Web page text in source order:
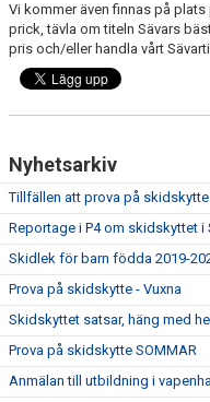
Vi kommer även finnas på
prick, tävla om titeln Sävars
pris och/eller handla vårt
Nyhetsarkiv
Tillfällen att prova på skidskytte
Reportage i P4 om skidskyttet i
Skidlek för barn födda 2019-
Prova på skidskytte - Vuxna
Skidskyttet satsar, häng med
Prova på skidskytte SOMMAR
Anmälan till utbildning i